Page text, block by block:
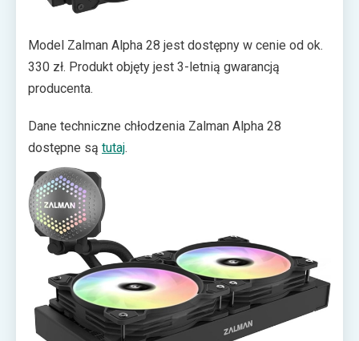
Model Zalman Alpha 28 jest dostępny w cenie od ok.
330 zł. Produkt objęty jest 3-letnią gwarancją
producenta.
Dane techniczne chłodzenia Zalman Alpha 28
dostępne są tutaj.